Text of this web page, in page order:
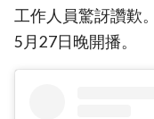
工作人員驚訝讚歎
5月27日晚開播。